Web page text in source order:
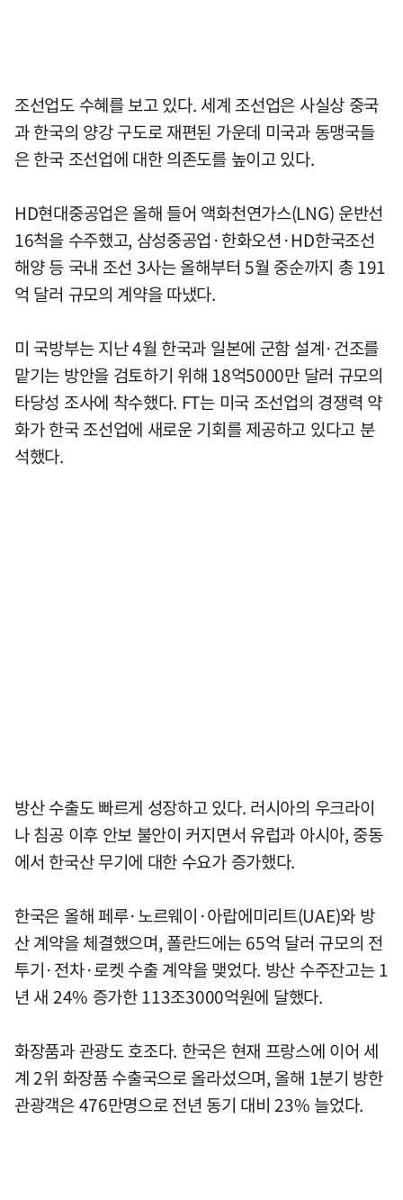
조선업도 수혜를 보고 있다. 세계 조선업은 사실상 중국
과 한국의 양강 구도로 재편된 가운데 미국과 동맹국들
은 한국 조선업에 대한 의존도를 높이고 있다.
HD현대중공업은 올해 들어 액화천연가스(LNG) 운반선
16척을 수주했고, 삼성중공업·한화오션·HD한국조선
해양 등 국내 조선 3사는 올해부터 5월 중순까지 총 191
억 달러 규모의 계약을 따냈다.
미 국방부는 지난 4월 한국과 일본에 군함 설계·건조를
맡기는 방안을 검토하기 위해 18억5000만 달러 규모의
타당성 조사에 착수했다. FT는 미국 조선업의 경쟁력 약
화가 한국 조선업에 새로운 기회를 제공하고 있다고 분
석했다.
방산 수출도 빠르게 성장하고 있다. 러시아의 우크라이
나 침공 이후 안보 불안이 커지면서 유럽과 아시아, 중동
에서 한국산 무기에 대한 수요가 증가했다.
한국은 올해 페루·노르웨이·아랍에미리트(UAE)와 방
산 계약을 체결했으며, 폴란드에는 65억 달러 규모의 전
투기·전차·로켓 수출 계약을 맺었다. 방산 수주잔고는 1
년 새 24% 증가한 113조3000억원에 달했다.
화장품과 관광도 호조다. 한국은 현재 프랑스에 이어 세
계 2위 화장품 수출국으로 올라섰으며, 올해 1분기 방한
관광객은 476만명으로 전년 동기 대비 23% 늘었다.